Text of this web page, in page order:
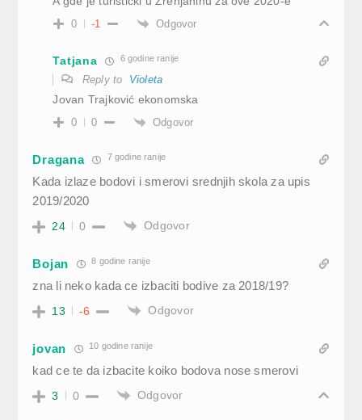
0 -1 Odgovor
Tatjana 6 godine ranije
Reply to Violeta
Jovan Trajković ekonomska
0 0 Odgovor
Dragana 7 godine ranije
Kada izlaze bodovi i smerovi srednjih skola za upis
2019/2020
24 0 Odgovor
Bojan 8 godine ranije
zna li neko kada ce izbaciti bodive za 2018/19?
13 -6 Odgovor
jovan 10 godine ranije
kad ce te da izbacite koiko bodova nose smerovi
3 0 Odgovor